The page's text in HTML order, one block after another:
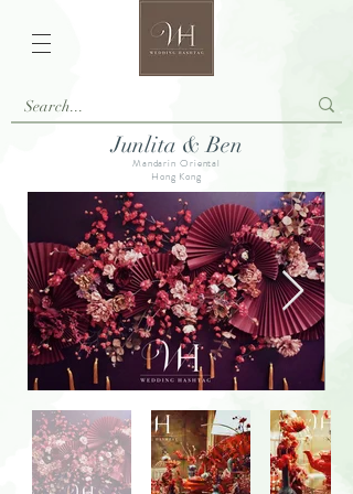
Junlita & Ben
Mandarin Oriental
Hong Kong